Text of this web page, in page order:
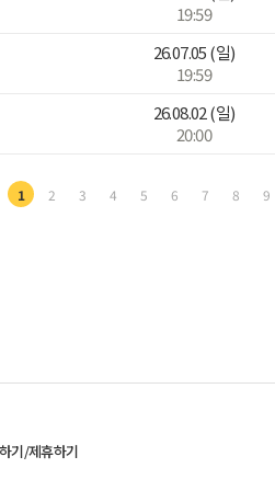
19:59
26.07.05(일)
19:59
26.08.02(일)
20:00
1 2 3 4 5 6 7 8 9
기/제휴하기